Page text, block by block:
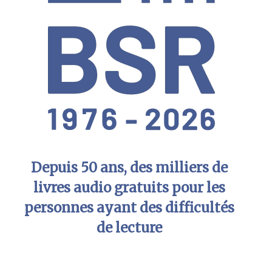
Depuis 50 ans, des milliers de
livres audio gratuits pour les
personnes ayant des difficultés
de lecture